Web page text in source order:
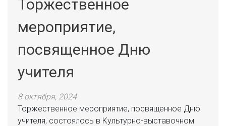
Торжественное
мероприятие,
посвященное Дню
учителя
8 октября, 2024
Торжественное мероприятие, посвященное Дню
учителя, состоялось в Культурно-выставочном